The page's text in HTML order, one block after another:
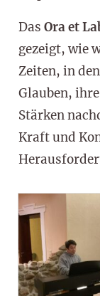
Das Ora et
gezeigt, wie
Zeiten, in
Glauben,
Stärken
Kraft und